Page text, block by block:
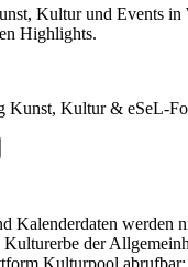
Kultur und Events
Highlights.
Kunst, Kultur & eSeL-
Kalenderdaten werden
der
Kulturpool abrufbar: